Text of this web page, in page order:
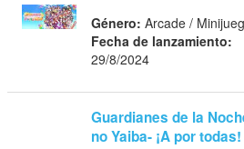
Género: Arcade /
Fecha de lanzamiento:
29/8/2024
Guardianes de la
no Yaiba- ¡A por todas!